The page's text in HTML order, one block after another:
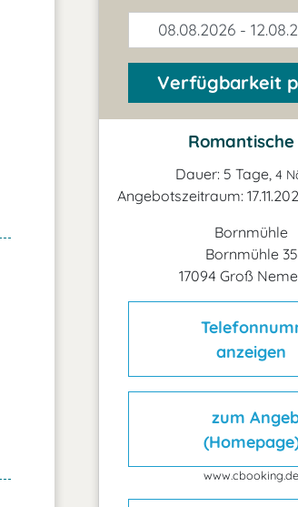
08.08.2026 -
Verfügbarkeit
Dauer: 5 Tage, 4
Angebotszeitraum:
Bornmühle
Bornmühle 35
17094 Groß
anzeigen
zum
www.cbooking.de